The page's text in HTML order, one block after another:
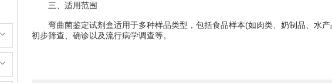
三、适用范围
弯曲菌鉴定试剂盒适用于多种样品类型，包括食品样本(如肉类、奶制品、水
初步筛查、确诊以及流行病学调查等。